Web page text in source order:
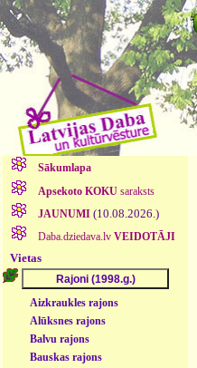
Sākumlapa
Apsekoto KOKUsaraksts
JAUNUMI (10.08.2026.)
Daba.dziedava.lv VEIDOTĀJI
Vietas
Aizkraukles rajons
Alūksnes rajons
Balvu rajons
Bauskas rajons